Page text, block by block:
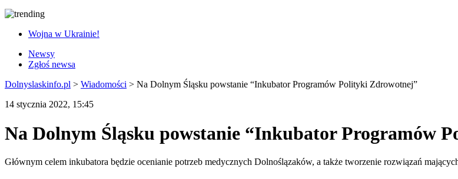
Wojna w Ukrainie!
Newsy
Zgłoś newsa
Dolnyslaskinfo.pl > Wiadomości > Na Dolnym Śląsku powstanie “Inkubator Programów Polityki Zdrowotnej”
14 stycznia 2022, 15:45
Na Dolnym Śląsku powstanie “Inkubator Programów
Głównym celem inkubatora będzie ocenianie potrzeb medycznych Dolnoślązaków, a także tworzenie rozwiązań